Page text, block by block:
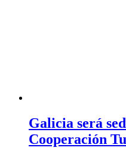
Galicia será
Cooperación